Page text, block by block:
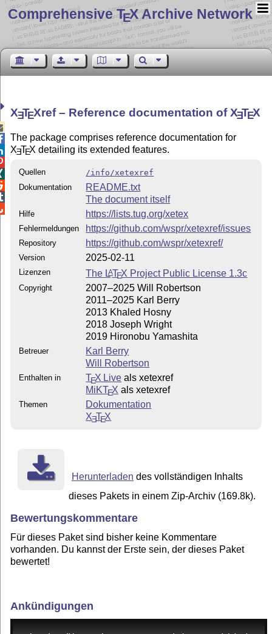
Comprehensive TEX Archive Network
XETEXref – Reference documentation ofXETEX
The package comprises reference documentation for
XETEX detailing its extended features.
Quellen
/info/xetexref
Dokumentation
README.txt
The document itself
Hilfe https://lists.tug.org/xetex
Fehlermeldungen https://github.com/wspr/xetexref/issues
Repository https://github.com/wspr/xetexref/
Version 2025-02-11
Lizenzen The LATEX Project Public License 1.3c
Copyright
2007–2025 Will Robertson
2011–2025 Karl Berry
2013 Khaled Hosny
2018 Joseph Wright
2019 Hironobu Yamashita
Betreuer
Karl Berry
Will Robertson
Enthalten in TEX Live als xetexref
MiKTEX als xetexref
Themen
Dokumentation
XETEX
Herunterladen des vollständigen Inhalts
dieses Pakets in einem Zip-Archiv (169.8k).
Bewertungskommentare
Für dieses Paket sind bisher keine Kommentare
vorhanden. Du kannst der Erste sein, der dieses Paket
bewertet!
Ankündigungen